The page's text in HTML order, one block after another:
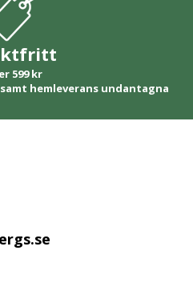
599 kr
hemleverans undantagna